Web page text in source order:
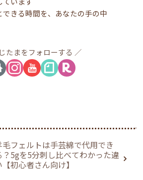
きる時間を、あなたの手の中
たまをフォローする
毛フェルトは手芸綿で代用でき
？5gを5分刺し比べてわかった違
【初心者さん向け】